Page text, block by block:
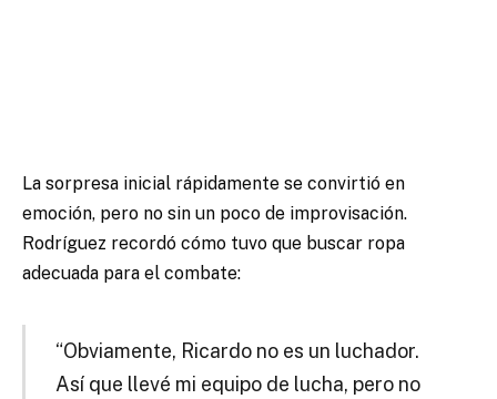
La sorpresa inicial rápidamente se convirtió en
emoción, pero no sin un poco de improvisación.
Rodríguez recordó cómo tuvo que buscar ropa
adecuada para el combate:
“Obviamente, Ricardo no es un luchador.
Así que llevé mi equipo de lucha, pero no